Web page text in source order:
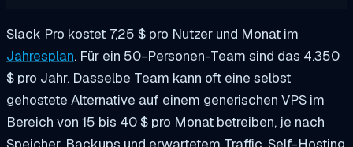
Slack Pro kostet 7,25 $ pro Nutzer und Monat im
Jahresplan. Für ein 50-Personen-Team sind das 4.350
$ pro Jahr. Dasselbe Team kann oft eine selbst
gehostete Alternative auf einem generischen VPS im
Bereich von 15 bis 40 $ pro Monat betreiben, je nach